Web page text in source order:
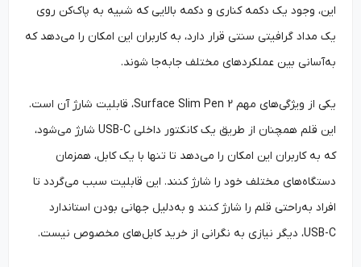
این، وجود یک دکمه کناری و دکمه بالایی که شبیه به پاک‌کن روی
یک مداد گرافیتی سنتی قرار دارد، به کاربران این امکان را می‌دهد که
به‌‌آسانی بین عملکردهای مختلف جابه‌جا شوند.
یکی از ویژگی‌های مهم Surface Slim Pen 2، قابلیت شارژ آن است.
این قلم همچنان از طریق یک کانکتور داخلی USB-C شارژ می‌شود،
که به کاربران این امکان را می‌دهد تا تنها با یک کابل، همزمان
دستگاه‌های مختلف خود را شارژ کنند. این قابلیت سبب می‌‌گردد تا
افراد به‌‌راحتی قلم را شارژ کنند و به‌‌دلیل جهانی بودن استاندارد
USB-C، دیگر نیازی به نگرانی از خرید کابل‌های مخصوص نیست.